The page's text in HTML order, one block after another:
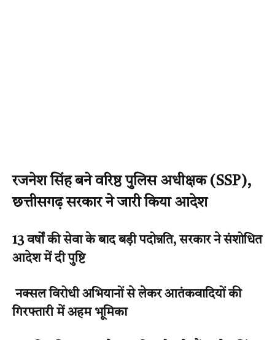
रजनेश सिंह बने वरिष्ठ पुलिस अधीक्षक (SSP),
छत्तीसगढ़ सरकार ने जारी किया आदेश
13 वर्षों की सेवा के बाद बड़ी पदोन्नति, सरकार ने संशोधित
आदेश में दी पुष्टि
नक्सल विरोधी अभियानों से लेकर आतंकवादियों की
गिरफ्तारी में अहम भूमिका